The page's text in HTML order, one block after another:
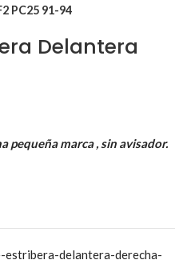
PC25 91-94
Delantera
pequeña marca , sin avisador.
delantera-derecha-